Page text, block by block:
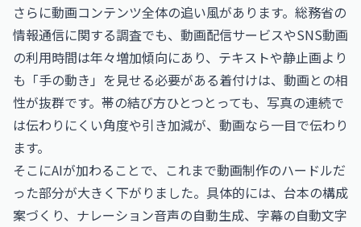
さらに動画コンテンツ全体の追い風があります。総務省の
情報通信に関する調査でも、動画配信サービスやSNS動画
の利用時間は年々増加傾向にあり、テキストや静止画より
も「手の動き」を見せる必要がある着付けは、動画との相
性が抜群です。帯の結び方ひとつとっても、写真の連続で
は伝わりにくい角度や引き加減が、動画なら一目で伝わり
ます。
そこにAIが加わることで、これまで動画制作のハードルだ
った部分が大きく下がりました。具体的には、台本の構成
案づくり、ナレーション音声の自動生成、字幕の自動文字